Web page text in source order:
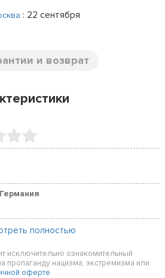
: 22 сентября
и возврат
полностью
исключительно ознакомительный
пропаганду нацизма, экстремизма или
оферте.